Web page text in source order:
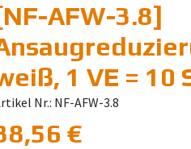
AFW-3.8]
1 VE = 10
Nr.: NF-AFW-3.8
€